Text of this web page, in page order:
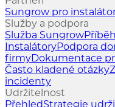
Sungrow pro
Služby a podpora
Služba Sungrow
InstalátoryPodpora
firmyDokumentace
Často kladené otázky
incidenty
Udržitelnost
PřehledStrategie